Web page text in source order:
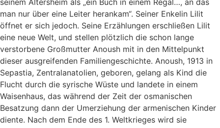
seinem Altersheim als „ein Buch in einem Regal…, an das
man nur über eine Leiter herankam“. Seiner Enkelin Lilit
öffnet er sich jedoch. Seine Erzählungen erschließen Lilit
eine neue Welt, und stellen plötzlich die schon lange
verstorbene Großmutter Anoush mit in den Mittelpunkt
dieser ausgreifenden Familiengeschichte. Anoush, 1913 in
Sepastia, Zentralanatolien, geboren, gelang als Kind die
Flucht durch die syrische Wüste und landete in einem
Waisenhaus, das während der Zeit der osmanischen
Besatzung dann der Umerziehung der armenischen Kinder
diente. Nach dem Ende des 1. Weltkrieges wird sie